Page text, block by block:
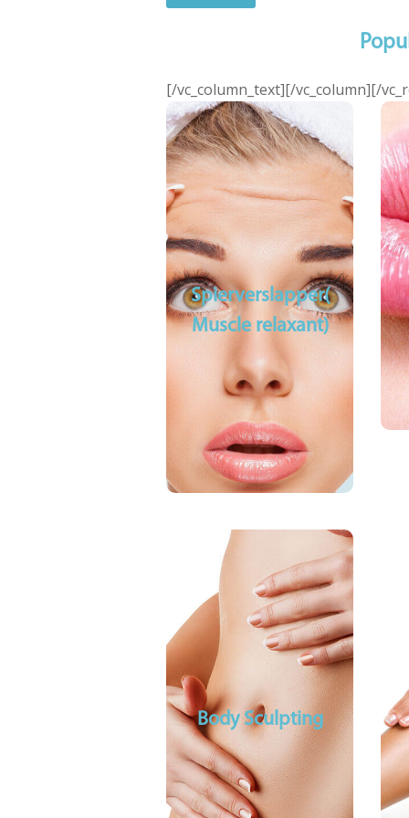
[/vc_column_text][/vc_column][/
Spierverslapper(
Muscle relaxant)
Spierverslapper(
Muscle relaxant)
Rimpel
behandeling
Frons rimpels
Kraaien pootjes
Liplines
Voorhoofd rimpels
Body Sculpting
Body Sculpting
Bodysculpting
Cool Sculpting
Geen operatie
Geen hersteltijd